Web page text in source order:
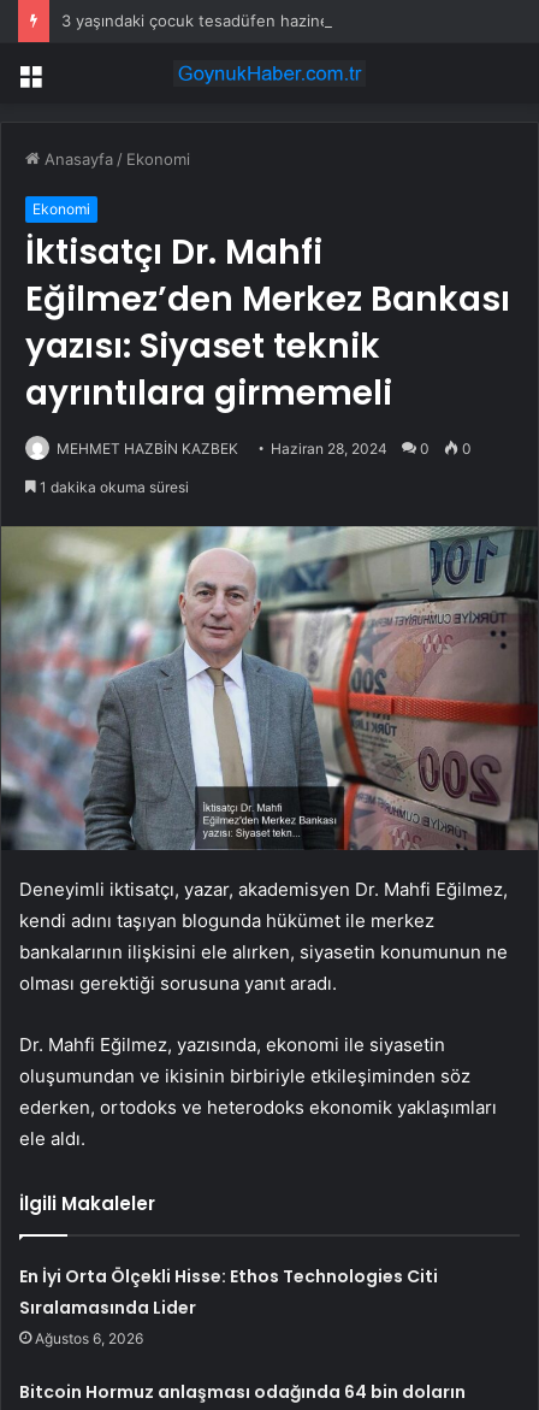
3 yaşındaki çocuk tesadüfen hazine buldu
Menü
Anasayfa / Ekonomi
Ekonomi
İktisatçı Dr. Mahfi
Eğilmez’den Merkez Bankası
yazısı: Siyaset teknik
ayrıntılara girmemeli
MEHMET HAZBİN KAZBEK Haziran 28, 2024 0 0
1 dakika okuma süresi
Deneyimli iktisatçı, yazar, akademisyen Dr. Mahfi Eğilmez,
kendi adını taşıyan blogunda hükümet ile merkez
bankalarının ilişkisini ele alırken, siyasetin konumunun ne
olması gerektiği sorusuna yanıt aradı.
Dr. Mahfi Eğilmez, yazısında, ekonomi ile siyasetin
oluşumundan ve ikisinin birbiriyle etkileşiminden söz
ederken, ortodoks ve heterodoks ekonomik yaklaşımları
ele aldı.
İlgili Makaleler
En İyi Orta Ölçekli Hisse: Ethos Technologies Citi
Sıralamasında Lider
Ağustos 6, 2026
Bitcoin Hormuz anlaşması odağında 64 bin doların